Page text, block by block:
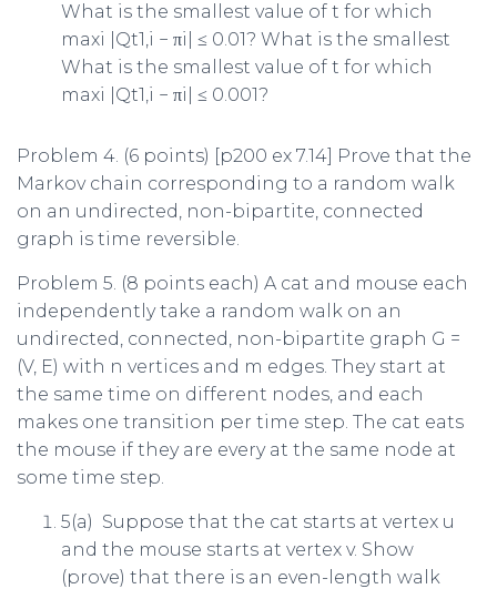
What is the smallest value of t for which
maxi Qt1,i − πi | ≤ 0.01? What is the smallest
What is the smallest value of t for which
maxi Qt1,i − πi | ≤ 0.001?
Problem 4. (6 points) [p200 ex 7.14] Prove that the
Markov chain corresponding to a random walk
on an undirected, non-bipartite, connected
graph is time reversible.
Problem 5. (8 points each) A cat and mouse each
independently take a random walk on an
undirected, connected, non-bipartite graph G =
(V, E) with n vertices and m edges. They start at
the same time on different nodes, and each
makes one transition per time step. The cat eats
the mouse if they are every at the same node at
some time step.
5(a) Suppose that the cat starts at vertex u
and the mouse starts at vertex v. Show
(prove) that there is an even-length walk